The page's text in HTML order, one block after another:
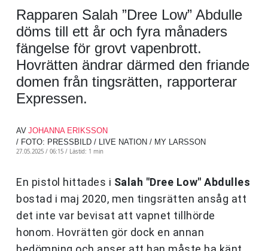
Rapparen Salah ”Dree Low” Abdulle
döms till ett år och fyra månaders
fängelse för grovt vapenbrott.
Hovrätten ändrar därmed den friande
domen från tingsrätten, rapporterar
Expressen.
AV JOHANNA ERIKSSON
/ FOTO: PRESSBILD / LIVE NATION / MY LARSSON
27.05.2025 / 06:15 / Lästid: 1 min
En pistol hittades i Salah "Dree Low" Abdulles
bostad i maj 2020, men tingsrätten ansåg att
det inte var bevisat att vapnet tillhörde
honom. Hovrätten gör dock en annan